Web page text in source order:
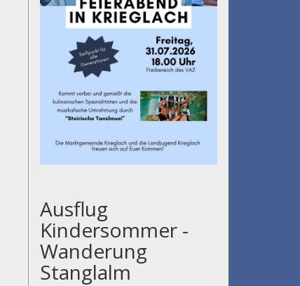
Ausflug
Kindersommer -
Wanderung
Stanglalm